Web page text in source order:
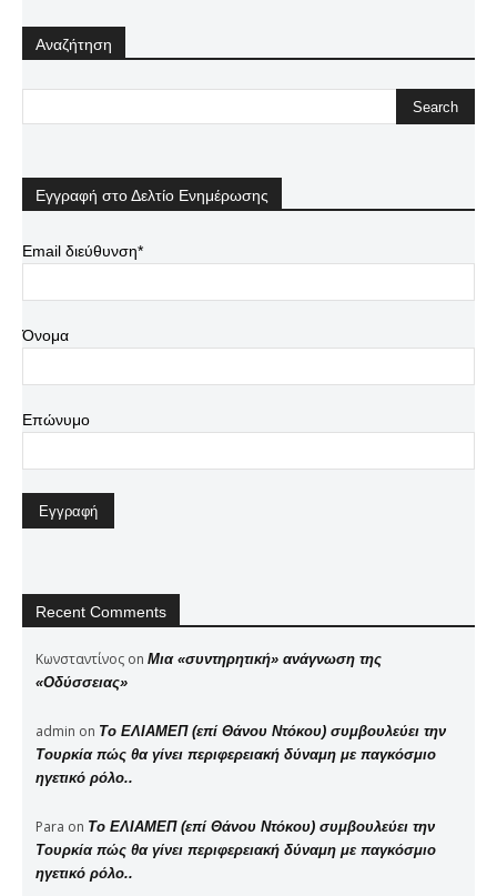
Αναζήτηση
Εγγραφή στο Δελτίο Ενημέρωσης
Email διεύθυνση*
Όνομα
Επώνυμο
Recent Comments
Κωνσταντίνος on Μια «συντηρητική» ανάγνωση της
«Οδύσσειας»
admin on Το ΕΛΙΑΜΕΠ (επί Θάνου Ντόκου) συμβουλεύει την
Τουρκία πώς θα γίνει περιφερειακή δύναμη με παγκόσμιο
ηγετικό ρόλο..
Para on Το ΕΛΙΑΜΕΠ (επί Θάνου Ντόκου) συμβουλεύει την
Τουρκία πώς θα γίνει περιφερειακή δύναμη με παγκόσμιο
ηγετικό ρόλο..